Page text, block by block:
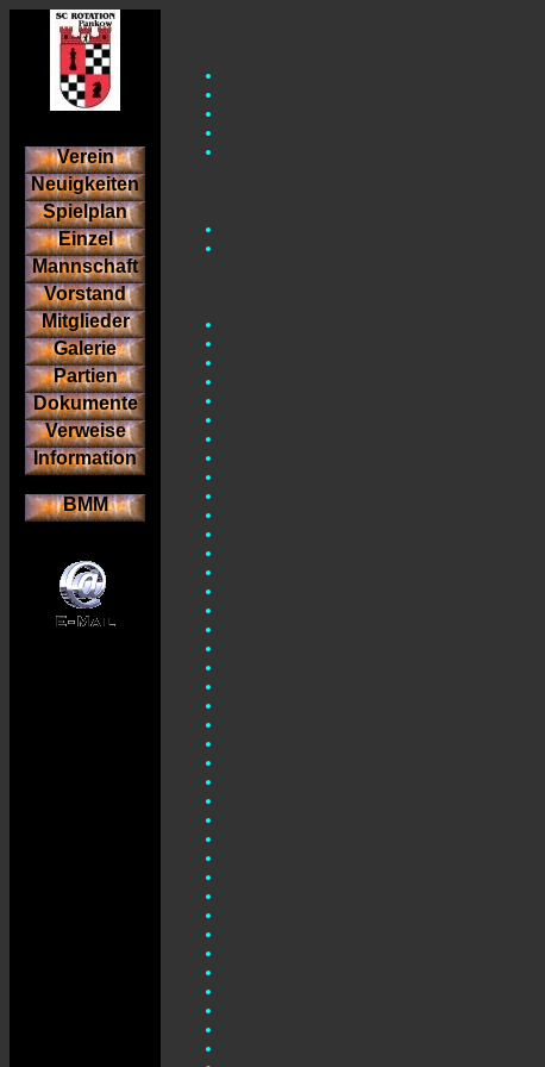
Verein
Neuigkeiten
Spielplan
Einzel
Mannschaft
Vorstand
Mitglieder
Galerie
Partien
Dokumente
Verweise
Information
BMM